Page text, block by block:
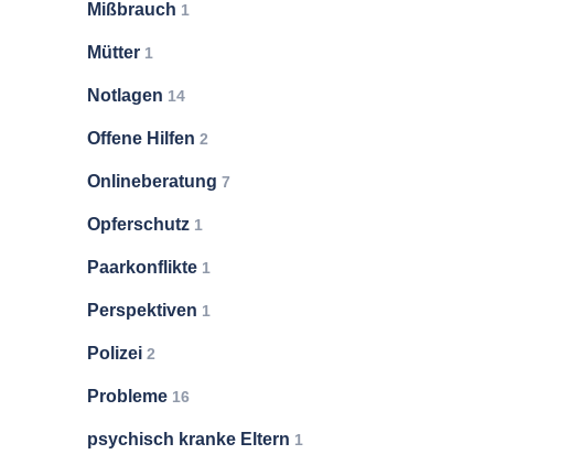
Mißbrauch 1
Mütter 1
Notlagen 14
Offene Hilfen 2
Onlineberatung 7
Opferschutz 1
Paarkonflikte 1
Perspektiven 1
Polizei 2
Probleme 16
psychisch kranke Eltern 1